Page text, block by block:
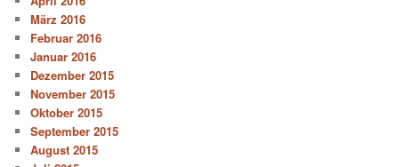
März 2016
Februar 2016
Januar 2016
Dezember 2015
November 2015
Oktober 2015
September 2015
August 2015